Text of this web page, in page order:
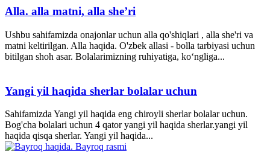
Alla. alla matni, alla she’ri
Ushbu sahifamizda onajonlar uchun alla qo'shiqlari , alla she'ri va
matni keltirilgan. Alla haqida. O'zbek allasi - bolla tarbiyasi uchun
bitilgan shoh asar. Bolalarimizning ruhiyatiga, ko‘ngliga...
Yangi yil haqida sherlar bolalar uchun
Sahifamizda Yangi yil haqida eng chiroyli sherlar bolalar uchun.
Bog'cha bolalari uchun 4 qator yangi yil haqida sherlar.yangi yil
haqida qisqa sherlar. Yangi yil haqida...